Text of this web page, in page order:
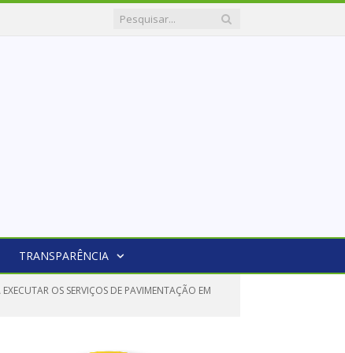
TRANSPARÊNCIA
OS SERVIÇOS DE PAVIMENTAÇÃO EM